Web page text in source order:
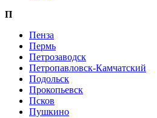
П
Пенза
Пермь
Петрозаводск
Петропавловск-Камчатский
Подольск
Прокопьевск
Псков
Пушкино